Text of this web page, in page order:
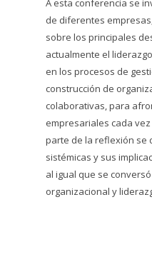
A esta conferencia se
de diferentes
sobre los principales
actualmente el
en los procesos de
construcción de
colaborativas, para
empresariales cada
parte de la reflexión se
sistémicas y sus
al igual que se
organizacional y